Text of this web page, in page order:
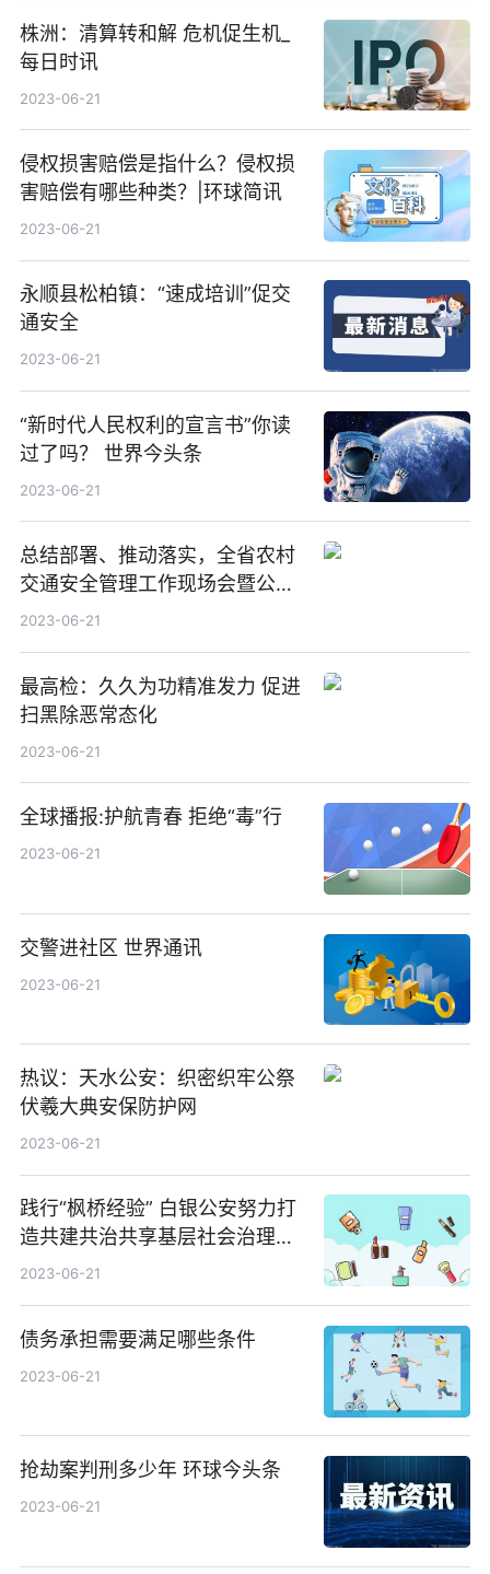
株洲：清算转和解 危机促生机_
每日时讯
2023-06-21
侵权损害赔偿是指什么？侵权损
害赔偿有哪些种类？|环球简讯
2023-06-21
永顺县松柏镇：“速成培训”促交
通安全
2023-06-21
“新时代人民权利的宣言书”你读
过了吗？ 世界今头条
2023-06-21
总结部署、推动落实，全省农村
交通安全管理工作现场会暨公安
交通管理工作“警地融合”推进会
2023-06-21
最高检：久久为功精准发力 促进
扫黑除恶常态化
2023-06-21
全球播报:护航青春 拒绝“毒”行
2023-06-21
交警进社区 世界通讯
2023-06-21
热议：天水公安：织密织牢公祭
伏羲大典安保防护网
2023-06-21
践行“枫桥经验” 白银公安努力打
造共建共治共享基层社会治理共
同体
2023-06-21
债务承担需要满足哪些条件
2023-06-21
抢劫案判刑多少年 环球今头条
2023-06-21